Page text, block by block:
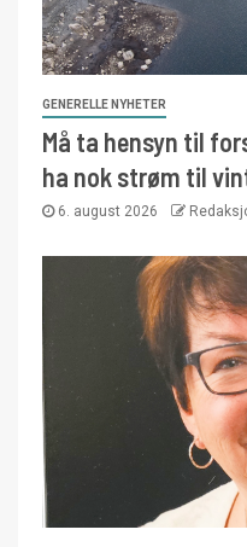
GENERELLE NYHETER
Må ta hensyn til
ha nok strøm til
6. august 2026